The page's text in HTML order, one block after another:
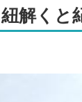
解くと